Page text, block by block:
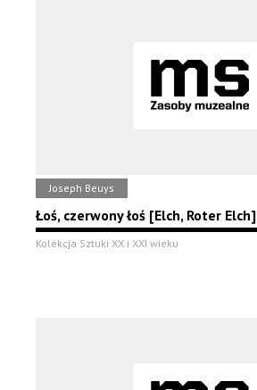
Joseph Beuys
Łoś, czerwony łoś [Elch, Roter Elch]
Kolekcja Sztuki XX i XXI wieku